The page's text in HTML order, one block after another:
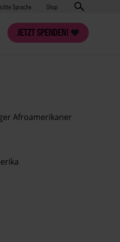
Sprache Shop
JETZT SPENDEN!
Afroamerikaner